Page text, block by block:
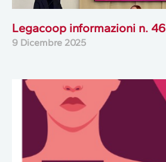
Legacoop informazioni n. 46
9 Dicembre 2025